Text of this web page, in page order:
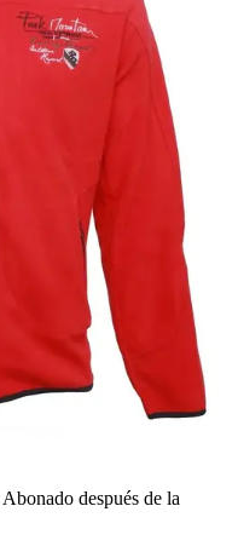
Abonado después de la